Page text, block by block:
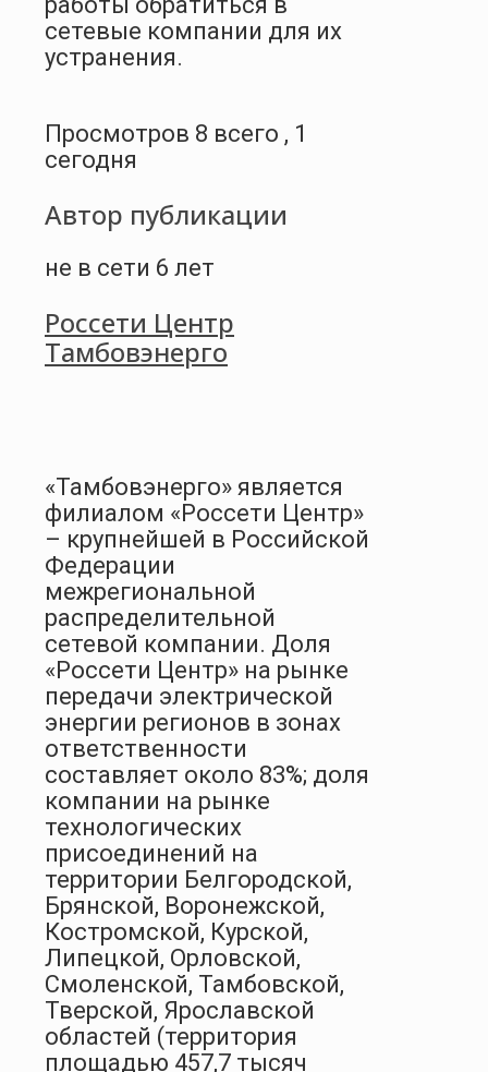
сетевые компании для их
устранения.
Просмотров 8 всего , 1
сегодня
Автор публикации
не в сети 6 лет
Россети Центр
Тамбовэнерго
«Тамбовэнерго» является
филиалом «Россети Центр»
– крупнейшей в Российской
Федерации
межрегиональной
распределительной
сетевой компании. Доля
«Россети Центр» на рынке
передачи электрической
энергии регионов в зонах
ответственности
составляет около 83%; доля
компании на рынке
технологических
присоединений на
территории Белгородской,
Брянской, Воронежской,
Костромской, Курской,
Липецкой, Орловской,
Смоленской, Тамбовской,
Тверской, Ярославской
областей (территория
площадью 457,7 тысяч